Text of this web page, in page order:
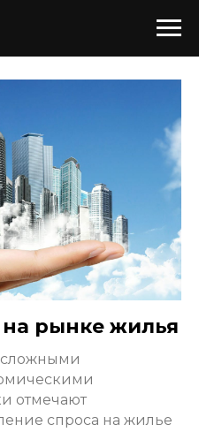
рынке жилья
сложными
отмечают
спроса на жилье